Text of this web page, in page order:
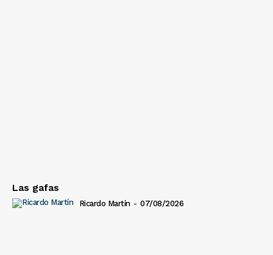
Las gafas
Ricardo Martín - 07/08/2026